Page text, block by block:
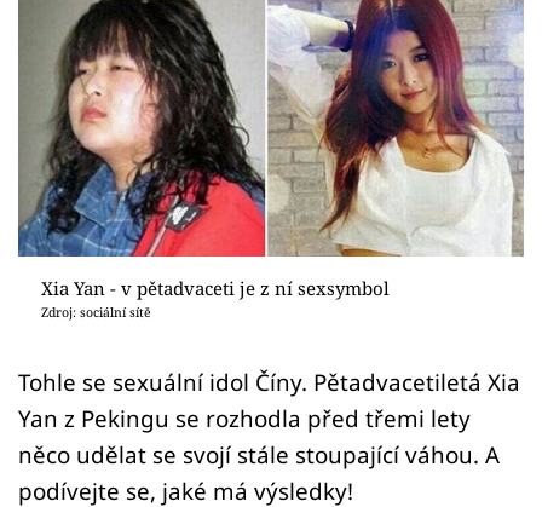
Youtubeři
Virály
Sex a vztahy
Videa
Sledujte prima+
Přihlášení
Sledujte nás
Xia Yan - v pětadvaceti je z ní sexsymbol
Zdroj: sociální sítě
Tohle se sexuální idol Číny. Pětadvacetiletá Xia
Yan z Pekingu se rozhodla před třemi lety
něco udělat se svojí stále stoupající váhou. A
podívejte se, jaké má výsledky!